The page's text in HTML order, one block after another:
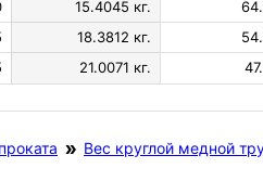
15.4045 кг.
18.3812 кг.
21.0071 кг.
Вес круглой медной